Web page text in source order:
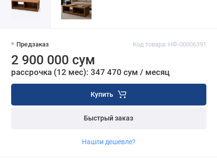
Предзаказ Код товара: НФ-00006391
2 900 000 сум
рассрочка (12 мес): 347 470 сум / месяц
Купить
Быстрый заказ
Нашли дешевле?